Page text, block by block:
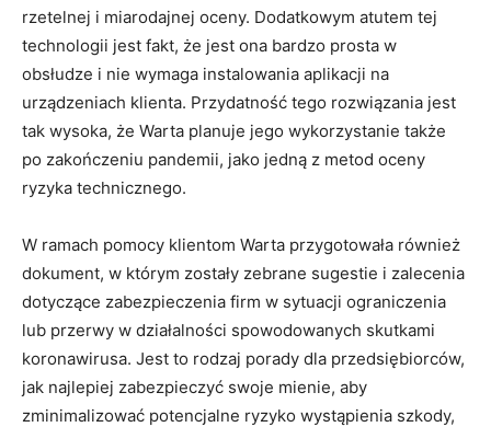
rzetelnej i miarodajnej oceny. Dodatkowym atutem tej
technologii jest fakt, że jest ona bardzo prosta w
obsłudze i nie wymaga instalowania aplikacji na
urządzeniach klienta. Przydatność tego rozwiązania jest
tak wysoka, że Warta planuje jego wykorzystanie także
po zakończeniu pandemii, jako jedną z metod oceny
ryzyka technicznego.
W ramach pomocy klientom Warta przygotowała również
dokument, w którym zostały zebrane sugestie i zalecenia
dotyczące zabezpieczenia firm w sytuacji ograniczenia
lub przerwy w działalności spowodowanych skutkami
koronawirusa. Jest to rodzaj porady dla przedsiębiorców,
jak najlepiej zabezpieczyć swoje mienie, aby
zminimalizować potencjalne ryzyko wystąpienia szkody,